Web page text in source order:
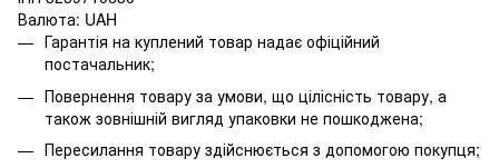
Валюта: UAH
Гарантія на куплений товар надає офіційний
постачальник;
Повернення товару за умови, що цілісність товару, а
також зовнішній вигляд упаковки не пошкоджена;
Пересилання товару здійснюється з допомогою покупця;